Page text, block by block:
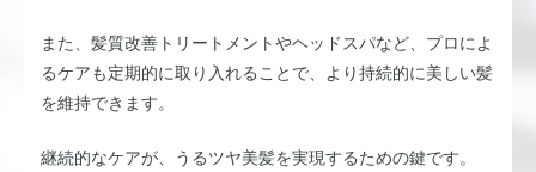
また、髪質改善トリートメントやヘッドスパなど、プロによ
るケアも定期的に取り入れることで、より持続的に美しい髪
を維持できます。
継続的なケアが、うるツヤ美髪を実現するための鍵です。